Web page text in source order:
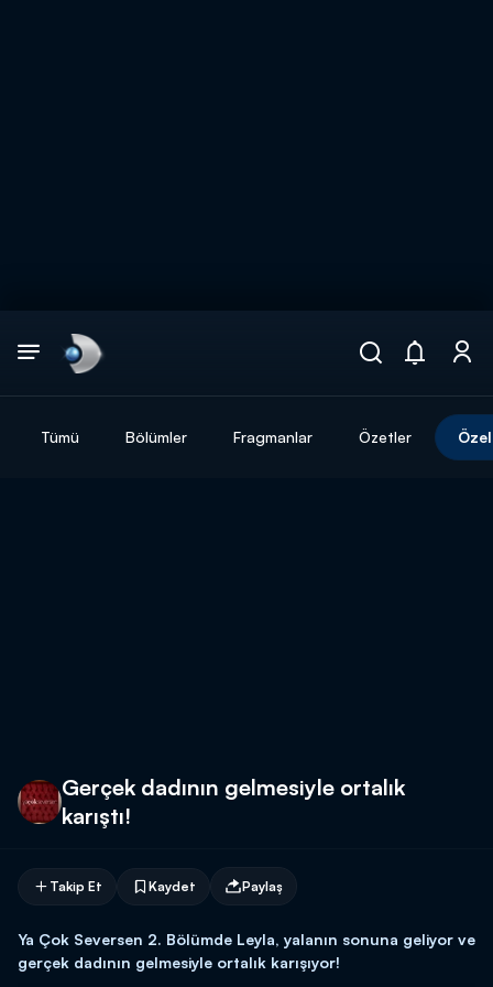
Tümü Bölümler Fragmanlar Özetler
Gerçek dadının gelmesiyle ortalık
karıştı!
Takip Et Kaydet Paylaş
Ya Çok Seversen 2. Bölümde Leyla, yalanın sonuna geliyor ve
gerçek dadının gelmesiyle ortalık karışıyor!